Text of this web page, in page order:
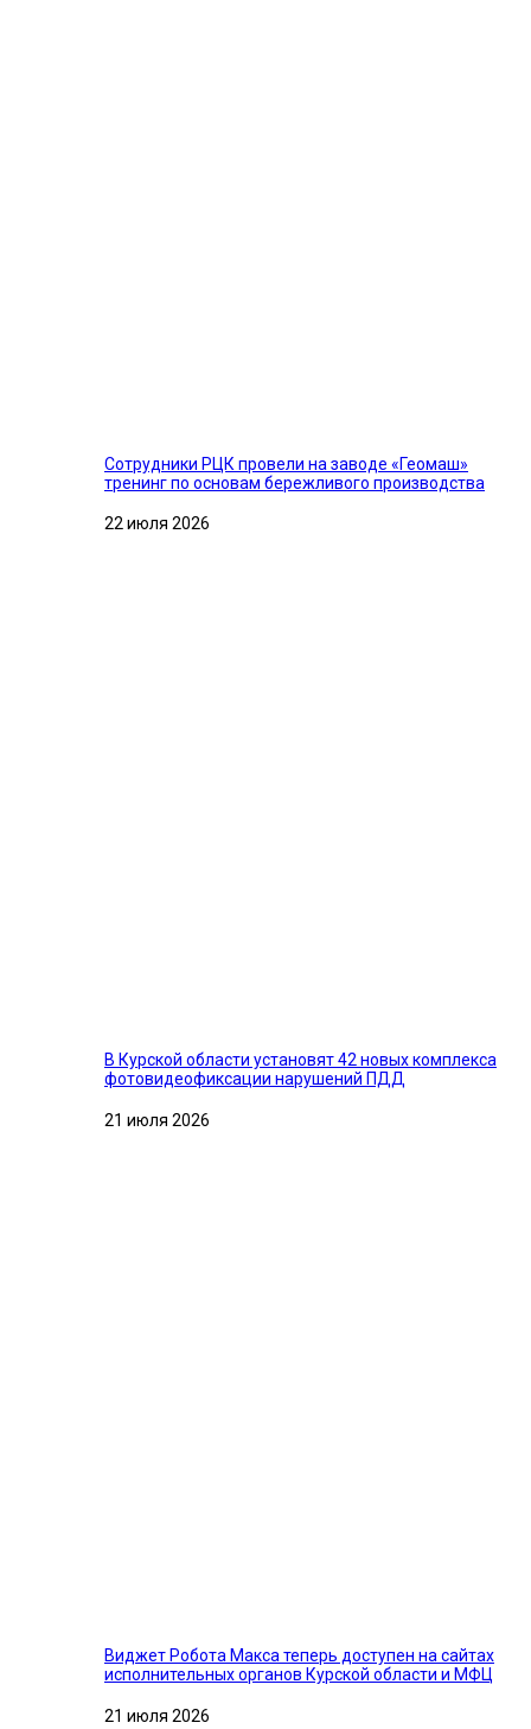
Сотрудники РЦК провели на заводе «Геомаш»
тренинг по основам бережливого производства
22 июля 2026
В Курской области установят 42 новых комплекса
фотовидеофиксации нарушений ПДД
21 июля 2026
Виджет Робота Макса теперь доступен на сайтах
исполнительных органов Курской области и МФЦ
21 июля 2026